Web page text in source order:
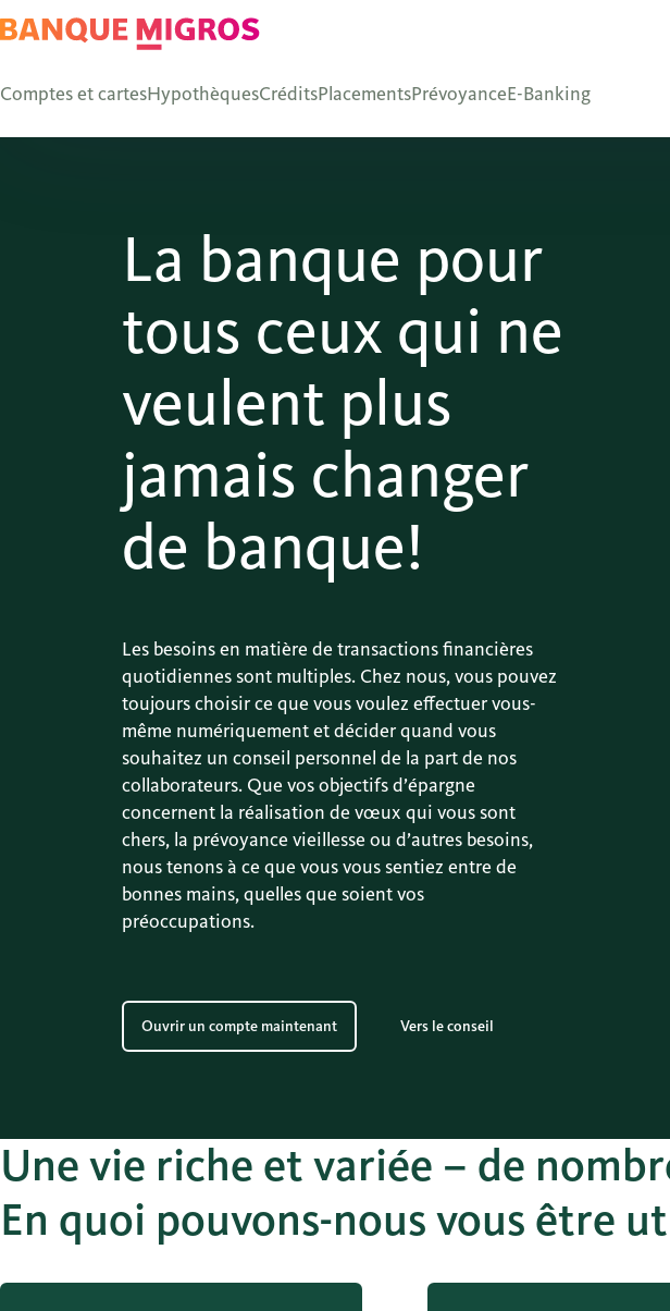
Comptes et cartesHypothèquesCréditsPlacementsPrévoyanceE-Banking
La banque pour
tous ceux qui ne
veulent plus
jamais changer
de banque!
Les besoins en matière de transactions financières
quotidiennes sont multiples. Chez nous, vous pouvez
toujours choisir ce que vous voulez effectuer vous-
même numériquement et décider quand vous
souhaitez un conseil personnel de la part de nos
collaborateurs. Que vos objectifs d’épargne
concernent la réalisation de vœux qui vous sont
chers, la prévoyance vieillesse ou d’autres besoins,
nous tenons à ce que vous vous sentiez entre de
bonnes mains, quelles que soient vos
préoccupations.
Ouvrir un compte maintenant Vers le conseil
Une vie riche et variée – de
En quoi pouvons-nous vous être